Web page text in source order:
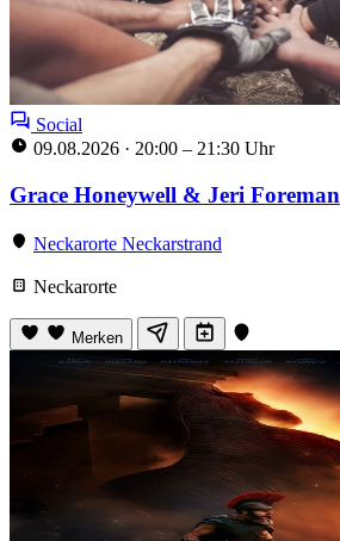
Social
09.08.2026 · 20:00 – 21:30 Uhr
Grace Honeywell & Jeri Foreman
Neckarorte Neckarstrand
Neckarorte
Merken